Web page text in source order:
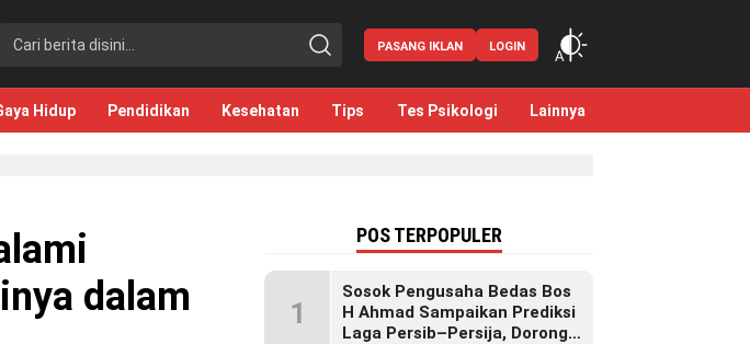
PASANG IKLAN LOGIN
Hidup Pendidikan Kesehatan Tips Tes Psikologi Lainnya
dalam
POS TERPOPULER
1
Sosok Pengusaha Bedas Bos
H Ahmad Sampaikan Prediksi
Laga Persib–Persija, Dorong